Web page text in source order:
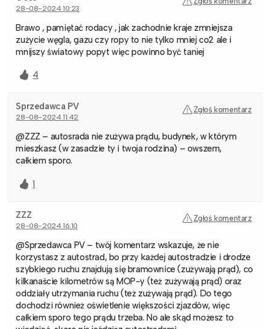
28-08-2024 10:23
Brawo , pamiętać rodacy , jak zachodnie kraje zmniejsza
zużycie węgla, gazu czy ropy to nie tylko mniej co2 ale i
mnijszy światowy popyt więc powinno być taniej
4
Sprzedawca PV
28-08-2024 11:42
Zgłoś komentarz
@ZZZ – autosrada nie zużywa prądu, budynek, w którym
mieszkasz (w zasadzie ty i twoja rodzina) – owszem,
całkiem sporo.
1
ZZZ
28-08-2024 16:10
Zgłoś komentarz
@Sprzedawca PV – twój komentarz wskazuje, że nie
korzystasz z autostrad, bo przy każdej autostradzie i drodze
szybkiego ruchu znajdują się bramownice (zużywają prąd), co
kilkanaście kilometrów są MOP-y (też zużywają prąd) oraz
oddziały utrzymania ruchu (też zużywają prąd). Do tego
dochodzi również oświetlenie większości zjazdów, więc
całkiem sporo tego prądu trzeba. No ale skąd możesz to